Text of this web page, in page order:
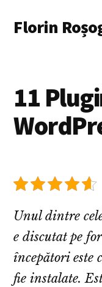
main
menu
Florin
11
Unul dintre
e discutat pe
începători este
fie instalate.